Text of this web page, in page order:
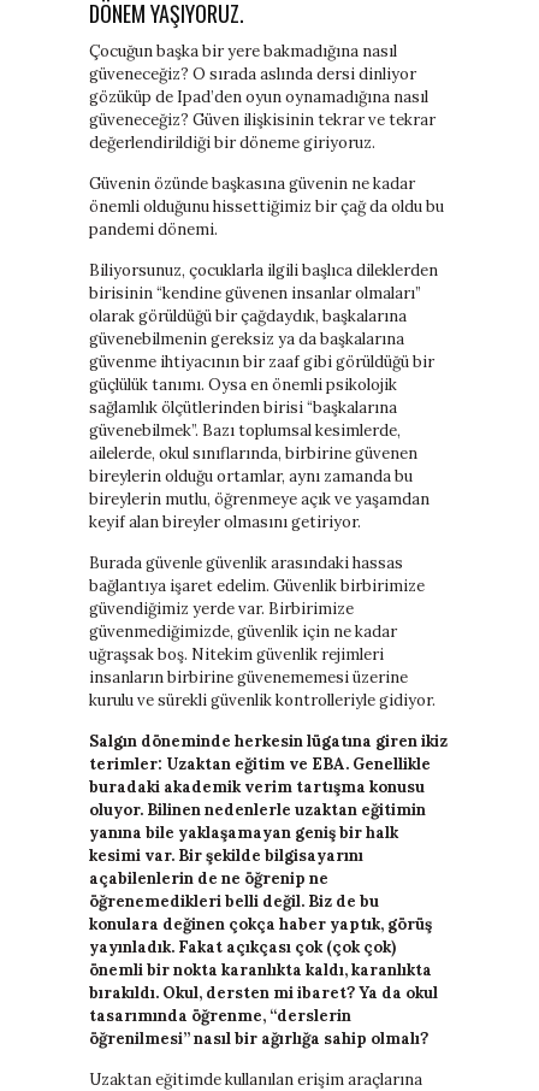
DÖNEM YAŞIYORUZ.
Çocuğun başka bir yere bakmadığına nasıl
güveneceğiz? O sırada aslında dersi dinliyor
gözüküp de Ipad’den oyun oynamadığına nasıl
güveneceğiz? Güven ilişkisinin tekrar ve tekrar
değerlendirildiği bir döneme giriyoruz.
Güvenin özünde başkasına güvenin ne kadar
önemli olduğunu hissettiğimiz bir çağ da oldu bu
pandemi dönemi.
Biliyorsunuz, çocuklarla ilgili başlıca dileklerden
birisinin “kendine güvenen insanlar olmaları”
olarak görüldüğü bir çağdaydık, başkalarına
güvenebilmenin gereksiz ya da başkalarına
güvenme ihtiyacının bir zaaf gibi görüldüğü bir
güçlülük tanımı. Oysa en önemli psikolojik
sağlamlık ölçütlerinden birisi “başkalarına
güvenebilmek”. Bazı toplumsal kesimlerde,
ailelerde, okul sınıflarında, birbirine güvenen
bireylerin olduğu ortamlar, aynı zamanda bu
bireylerin mutlu, öğrenmeye açık ve yaşamdan
keyif alan bireyler olmasını getiriyor.
Burada güvenle güvenlik arasındaki hassas
bağlantıya işaret edelim. Güvenlik birbirimize
güvendiğimiz yerde var. Birbirimize
güvenmediğimizde, güvenlik için ne kadar
uğraşsak boş. Nitekim güvenlik rejimleri
insanların birbirine güvenememesi üzerine
kurulu ve sürekli güvenlik kontrolleriyle gidiyor.
Salgın döneminde herkesin lügatına giren ikiz
terimler: Uzaktan eğitim ve EBA. Genellikle
buradaki akademik verim tartışma konusu
oluyor. Bilinen nedenlerle uzaktan eğitimin
yanına bile yaklaşamayan geniş bir halk
kesimi var. Bir şekilde bilgisayarını
açabilenlerin de ne öğrenip ne
öğrenemedikleri belli değil. Biz de bu
konulara değinen çokça haber yaptık, görüş
yayınladık. Fakat açıkçası çok (çok çok)
önemli bir nokta karanlıkta kaldı, karanlıkta
bırakıldı. Okul, dersten mi ibaret? Ya da okul
tasarımında öğrenme, “derslerin
öğrenilmesi” nasıl bir ağırlığa sahip olmalı?
Uzaktan eğitimde kullanılan erişim araçlarına